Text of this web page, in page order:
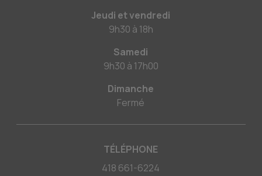
Jeudi et vendredi
9h30 à 18h
Samedi
9h30 à 17h00
Dimanche
Fermé
TÉLÉPHONE
418 661-6224